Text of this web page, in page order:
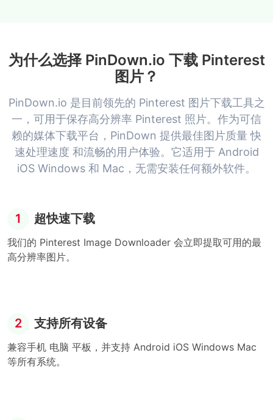
为什么选择 PinDown.io 下载 Pinterest
图片？
PinDown.io 是目前领先的 Pinterest 图片下载工具之
一，可用于保存高分辨率 Pinterest 照片。作为可信
赖的媒体下载平台，PinDown 提供最佳图片质量 快
速处理速度 和流畅的用户体验。它适用于 Android
iOS Windows 和 Mac，无需安装任何额外软件。
1 超快速下载
我们的 Pinterest Image Downloader 会立即提取可用的最
高分辨率图片。
2 支持所有设备
兼容手机 电脑 平板，并支持 Android iOS Windows Mac
等所有系统。